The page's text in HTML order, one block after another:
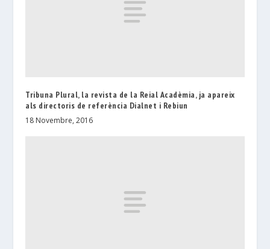
Tribuna Plural, la revista de la Reial Acadèmia, ja apareix
als directoris de referència Dialnet i Rebiun
18 Novembre, 2016